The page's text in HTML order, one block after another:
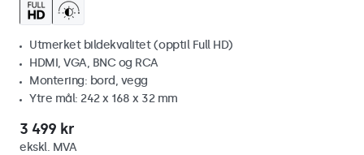
Utmerket bildekvalitet (opptil Full HD)
HDMI, VGA, BNC og RCA
Montering: bord, vegg
Ytre mål: 242 x 168 x 32 mm
3 499 kr
ekskl. MVA